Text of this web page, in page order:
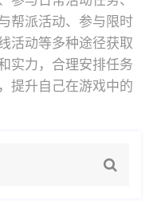
帮派活动、参与限时
活动等多种途径获取
实力，合理安排任务
提升自己在游戏中的